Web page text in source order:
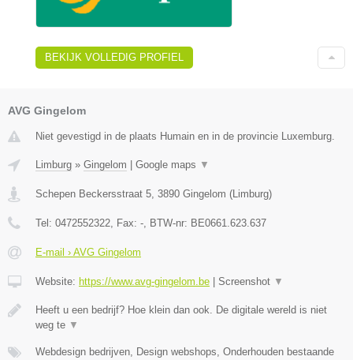
BEKIJK VOLLEDIG PROFIEL
AVG Gingelom
Niet gevestigd in de plaats Humain en in de provincie Luxemburg.
Limburg » Gingelom Google maps ▼
Schepen Beckersstraat 5, 3890 Gingelom (Limburg)
Tel: 0472552322, Fax: -, BTW-nr: BE0661.623.637
E-mail › AVG Gingelom
Website: https://www.avg-gingelom.be Screenshot ▼
Heeft u een bedrijf? Hoe klein dan ook. De digitale wereld is niet
weg te ▼
Webdesign bedrijven, Design webshops, Onderhouden bestaande